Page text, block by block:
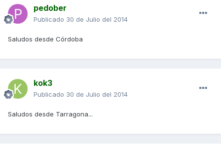
pedober
Publicado 30 de Julio del 2014
Saludos desde Córdoba
kok3
Publicado 30 de Julio del 2014
Saludos desde Tarragona...